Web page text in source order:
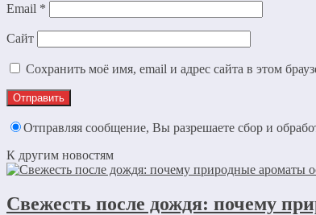
Email *
Сайт
Сохранить моё имя, email и адрес сайта в этом
Отправляя сообщение, Вы разрешаете сбор и
К другим новостям
Свежесть после дождя: почему